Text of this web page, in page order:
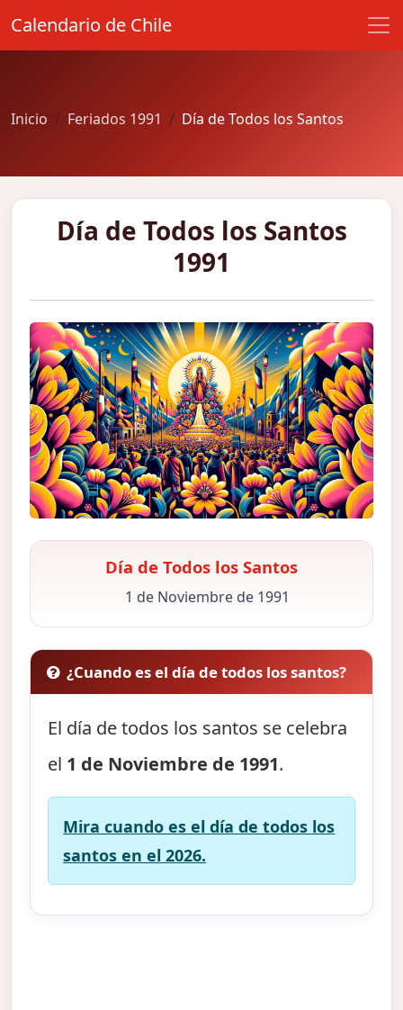
Calendario de Chile
Inicio Feriados 1991 Día de Todos los Santos
Día de Todos los Santos
1991
Día de Todos los Santos
1 de Noviembre de 1991
¿Cuando es el día de todos los santos?
El día de todos los santos se celebra
el 1 de Noviembre de 1991.
Mira cuando es el día de todos los
santos en el 2026.